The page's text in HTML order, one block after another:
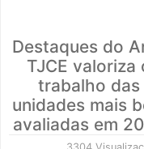
Destaques do
TJCE valoriza
trabalho das
unidades mais
avaliadas em